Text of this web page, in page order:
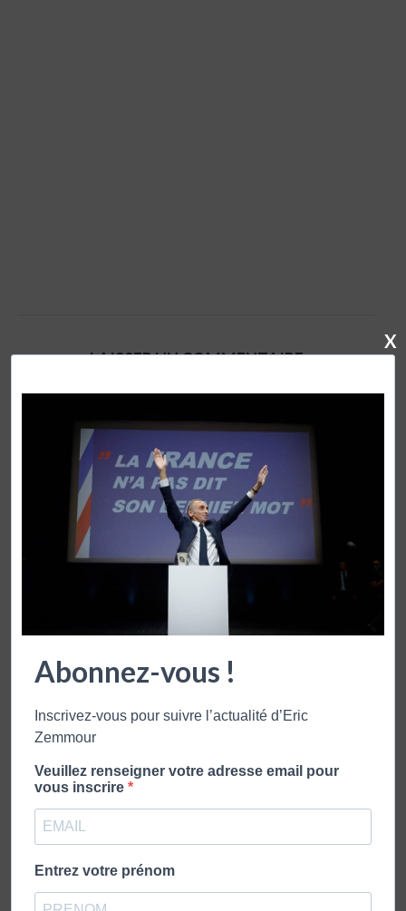
LAISSER UN COMMENTAIRE
Enregistrer mon nom, mon mail, mon site internet dans
ZEMMOUR
Abonnez-vous !
Inscrivez-vous pour suivre l’actualité d’Eric
Zemmour
Veuillez renseigner votre adresse email pour
vous inscrire
Entrez votre prénom
X